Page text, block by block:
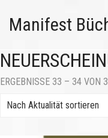
Manifest
ERGEBNISSE 33 – 34 VON
Nach Aktualität sortieren